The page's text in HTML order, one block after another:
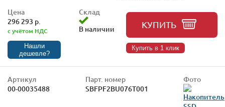
Цена
296 293 р.
с учётом НДС
Нашли
дешевле?
Склад
В наличии
КУПИТЬ
Купить в 1 клик
Артикул
00-00035488
Парт. номер
SBFPF2BU076T001
Фото